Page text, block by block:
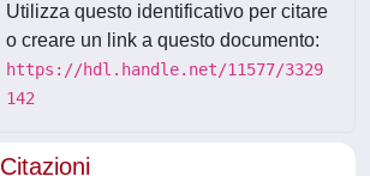
Utilizza questo identificativo per citare
o creare un link a questo documento:
https://hdl.handle.net/11577/3329
142
Citazioni